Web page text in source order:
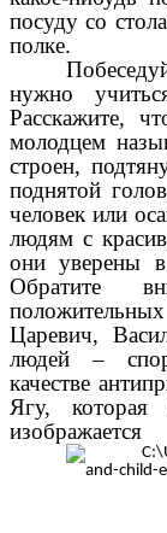
посуду со
полке.
нужно
Расскажите,
молодцем
строен,
поднятой
человек или
людям с
они уверены
Обратите
Царевич,
людей –
качестве
Ягу,